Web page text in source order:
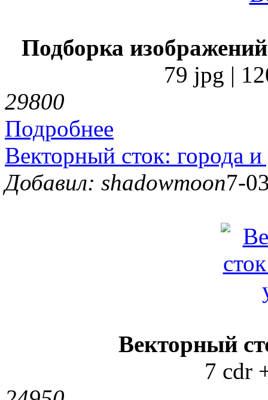
Подборка
79 jpg |
29800
Подробнее
Векторный сток: города
Добавил: shadowmoon7-
Векторный
7 cdr